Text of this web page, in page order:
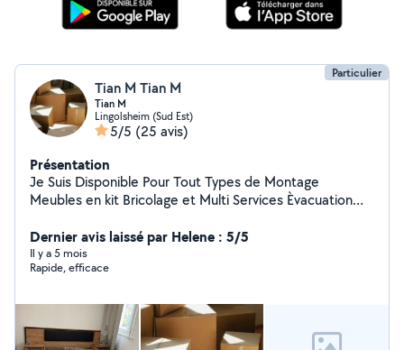
Particulier
Tian M Tian M
Tian M
Lingolsheim (Sud Est)
5/5 (25 avis)
Présentation
Je Suis Disponible Pour Tout Types de Montage
Meubles en kit Bricolage et Multi Services Èvacuation
Besoin De Gros Bras
Dernier avis laissé par Helene : 5/5
Il y a 5 mois
Rapide, efficace